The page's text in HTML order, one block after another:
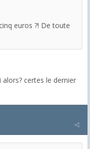
euros ?! De toute
certes le dernier